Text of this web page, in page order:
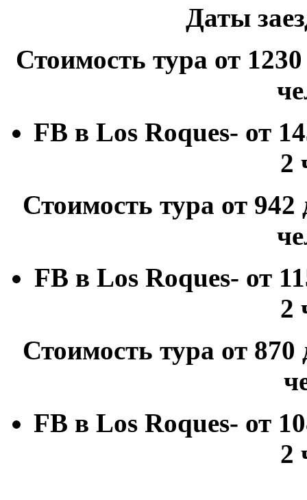
Даты
Стоимость тура от
FB в Los Roques- от
2
Стоимость тура от 942
FB в Los Roques- от
2
Стоимость тура от 870
FB в Los Roques- от
2